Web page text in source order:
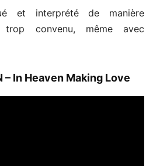
et interprété de manière
trop convenu, même avec
– In Heaven Making Love